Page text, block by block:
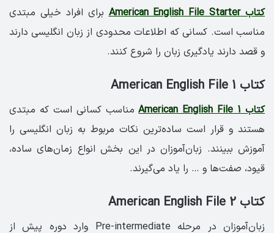
کتاب American English File Starter
برای افراد خیلی مبتدی
مناسب است. کسانی که اطلاعات محدودی از زبان انگلیسی دارند
و قصد دارند یادگیری زبان را شروع کنند.
کتاب American English File 1
کتاب American English File 1
مناسب کسانی است که مبتدی
هستند و قرار است ساده‌ترین نکات مربوط به زبان انگلیسی را
آموزش ببینند. زبان‌آموزان در این بخش انواع زمان‌های ساده،
قیود، صفت‌ها و … را یاد می‌گیرند.
کتاب American English File 2
زبان‌آموزان در مرحله Pre-intermediate وارد دوره پیش از